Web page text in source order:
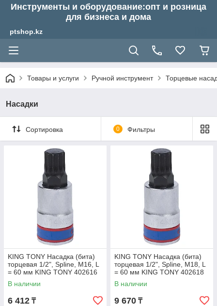
Инструменты и оборудование:опт и розница
для бизнеса и дома
ptshop.kz
Товары и услуги Ручной инструмент Торцевые
Насадки
Сортировка 0 Фильтры
KING TONY Насадка (бита)
торцевая 1/2", Spline, M16, L
= 60 мм KING TONY 402616
В наличии
6 412 ₸
KING TONY Насадка (бита)
торцевая 1/2", Spline, M18, L
= 60 мм KING TONY 402618
В наличии
9 670 ₸